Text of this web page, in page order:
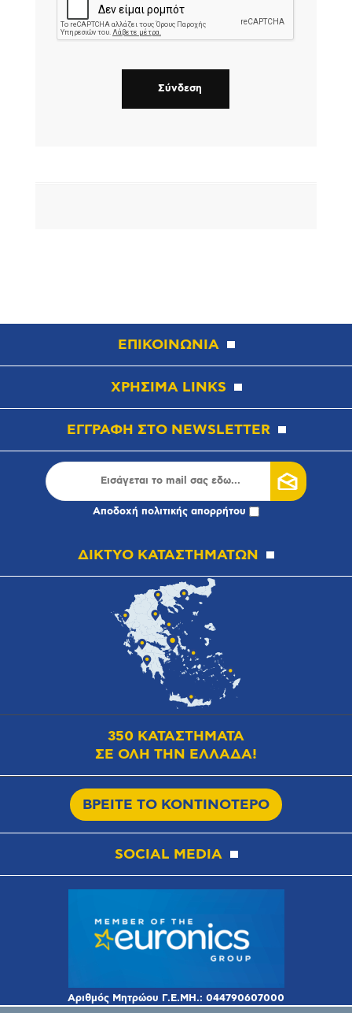
ΕΠΙΚΟΙΝΩΝΙΑ
ΧΡΗΣΙΜΑ LINKS
ΕΓΓΡΑΦΗ ΣΤΟ NEWSLETTER
Αποδοχή πολιτικής απορρήτου
ΔΙΚΤΥΟ ΚΑΤΑΣΤΗΜΑΤΩΝ
350 ΚΑΤΑΣΤΗΜΑΤΑ
ΣΕ ΟΛΗ ΤΗΝ ΕΛΛΑΔΑ!
ΒΡΕΙΤΕ ΤΟ ΚΟΝΤΙΝΟΤΕΡΟ
SOCIAL MEDIA